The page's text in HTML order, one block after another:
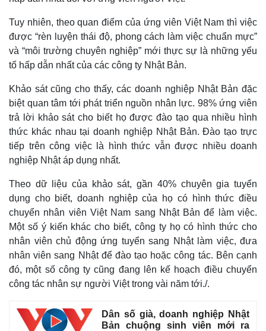
Thế giới
Cuộc sống đó đây
Hồ sơ
Ảnh
E-Magazine
Infographic
Tuy nhiên, theo quan điểm của ứng viên Việt Nam thì việc
được “rèn luyện thái độ, phong cách làm việc chuẩn mực”
và “môi trường chuyên nghiệp” mới thực sự là những yếu
tố hấp dẫn nhất của các công ty Nhật Bản.
Khảo sát cũng cho thấy, các doanh nghiệp Nhật Bản đặc
biệt quan tâm tới phát triển nguồn nhân lực. 98% ứng viên
trả lời khảo sát cho biết họ được đào tạo qua nhiều hình
thức khác nhau tại doanh nghiệp Nhật Bản. Đào tạo trực
tiếp trên công việc là hình thức vẫn được nhiều doanh
nghiệp Nhật áp dụng nhất.
Theo dữ liệu của khảo sát, gần 40% chuyên gia tuyển
dụng cho biết, doanh nghiệp của họ có hình thức điều
chuyển nhân viên Việt Nam sang Nhật Bản để làm việc.
Một số ý kiến khác cho biết, công ty họ có hình thức cho
nhân viên chủ động ứng tuyển sang Nhật làm việc, đưa
nhân viên sang Nhật để đào tạo hoặc công tác. Bên cạnh
đó, một số công ty cũng đang lên kế hoạch điều chuyển
công tác nhân sự người Việt trong vài năm tới./.
Dân số già, doanh nghiệp Nhật
Bản chuộng sinh viên mới ra